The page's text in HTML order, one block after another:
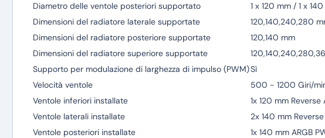
Diametro delle ventole posteriori supportato
1 x 120 mm / 1 x
Dimensioni del radiatore laterale supportate
120,140,240,280
Dimensioni del radiatore posteriore supportate
120,140 mm
Dimensioni del radiatore superiore supportate
Supporto per modulazione di larghezza di impulso (PWM)Sì
Velocità ventole
500 - 1200 Giri/
Ventole inferiori installate
1x 120 mm Reverse
Ventole laterali installate
2x 140 mm
Ventole posteriori installate
1x 140 mm ARGB